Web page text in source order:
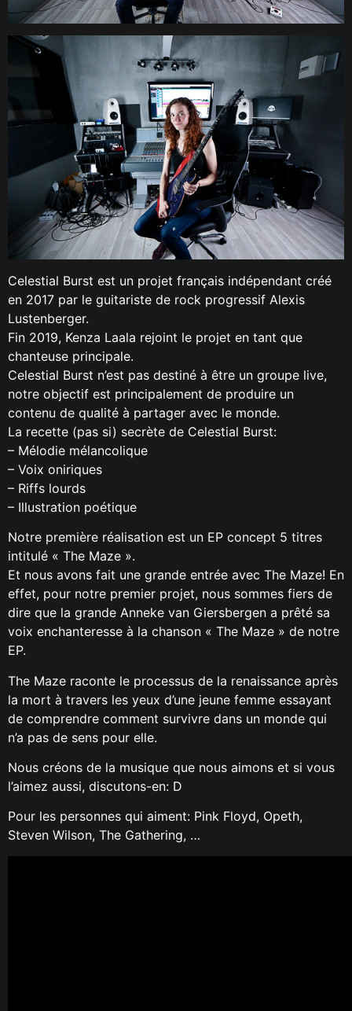
Celestial Burst est un projet français indépendant créé
en 2017 par le guitariste de rock progressif Alexis
Lustenberger.
Fin 2019, Kenza Laala rejoint le projet en tant que
chanteuse principale.
Celestial Burst n’est pas destiné à être un groupe live,
notre objectif est principalement de produire un
contenu de qualité à partager avec le monde.
La recette (pas si) secrète de Celestial Burst:
– Mélodie mélancolique
– Voix oniriques
– Riffs lourds
– Illustration poétique
Notre première réalisation est un EP concept 5 titres
intitulé « The Maze ».
Et nous avons fait une grande entrée avec The Maze! En
effet, pour notre premier projet, nous sommes fiers de
dire que la grande Anneke van Giersbergen a prêté sa
voix enchanteresse à la chanson « The Maze » de notre
EP.
The Maze raconte le processus de la renaissance après
la mort à travers les yeux d’une jeune femme essayant
de comprendre comment survivre dans un monde qui
n’a pas de sens pour elle.
Nous créons de la musique que nous aimons et si vous
l’aimez aussi, discutons-en: D
Pour les personnes qui aiment: Pink Floyd, Opeth,
Steven Wilson, The Gathering, …